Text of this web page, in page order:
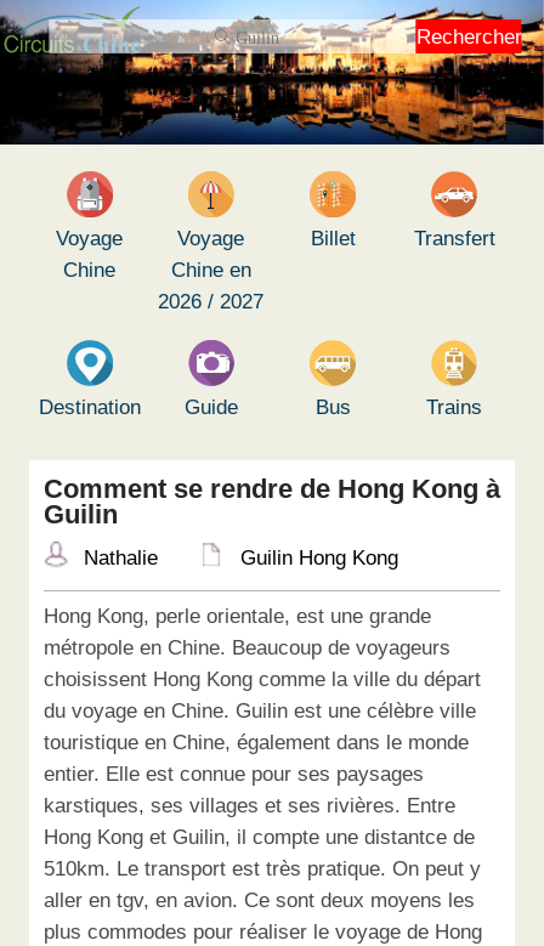
Rechercher
Voyage
Chine
Voyage
Chine en
2026 / 2027
Billet Transfert
Destination Guide Bus Trains
Comment se rendre de Hong Kong à
Guilin
Nathalie Guilin Hong Kong
Hong Kong, perle orientale, est une grande
métropole en Chine. Beaucoup de voyageurs
choisissent Hong Kong comme la ville du départ
du voyage en Chine. Guilin est une célèbre ville
touristique en Chine, également dans le monde
entier. Elle est connue pour ses paysages
karstiques, ses villages et ses rivières. Entre
Hong Kong et Guilin, il compte une distantce de
510km. Le transport est très pratique. On peut y
aller en tgv, en avion. Ce sont deux moyens les
plus commodes pour réaliser le voyage de Hong